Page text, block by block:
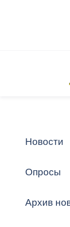
Новости
Опросы
Архив